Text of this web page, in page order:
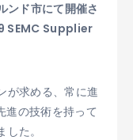
ンド市にて開催さ
SEMC Supplier
が求める、常に進
進の技術を持って
た。